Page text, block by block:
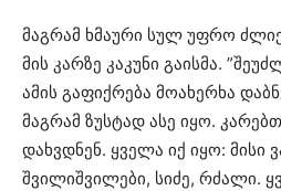
მაგრამ ხმაური სულ უფრო
მის კარზე კაკუნი გაისმა.
ამის გაფიქრება მოახერხა
მაგრამ ზუსტად ასე იყო.
დახვდნენ. ყველა იქ იყო: მისი
შვილიშვილები, სიძე, რძალი.